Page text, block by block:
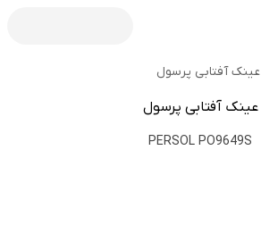
عینک آفتابی پرسول
عینک آفتابی پرسول
PERSOL PO9649S